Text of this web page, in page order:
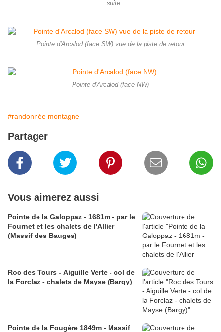
...suite
Pointe d'Arcalod (face SW) vue de la piste de retour
Pointe d'Arcalod (face NW)
#randonnée montagne
Partager
Vous aimerez aussi
Pointe de la Galoppaz - 1681m - par le
Fournet et les chalets de l'Allier
(Massif des Bauges)
Roc des Tours - Aiguille Verte - col de
la Forclaz - chalets de Mayse (Bargy)
Pointe de la Fougère 1849m - Massif